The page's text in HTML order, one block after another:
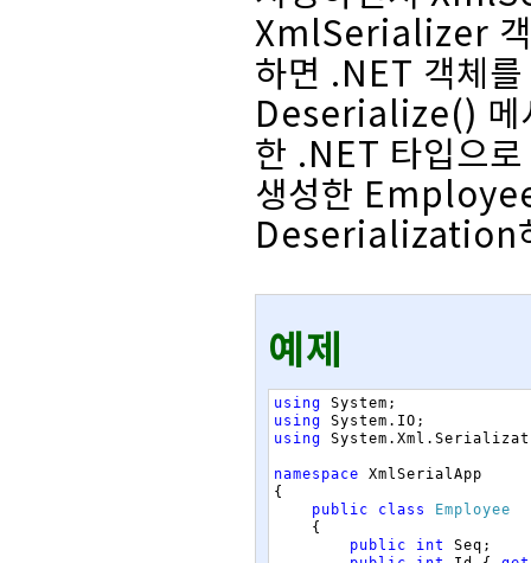
XmlSerializer 객
하면 .NET 객체
Deserialize() 메
한 .NET 타입으
생성한
Deserialization
예제
using System ;
using
System . IO ;
using
System . Xml .
namespace
XmlSerialApp
{
public
class
Employee
{
public
int Seq ;